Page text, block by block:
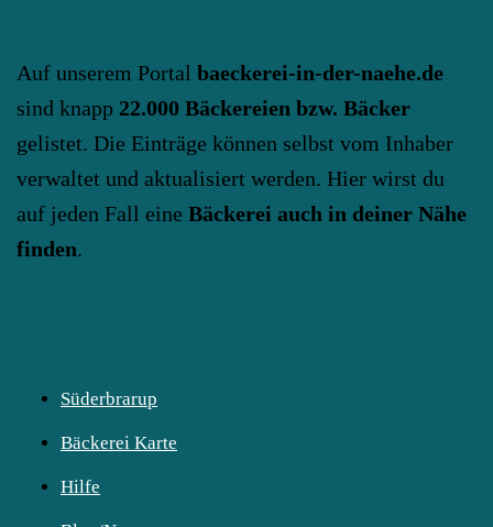
Auf unserem Portal baeckerei-in-der-naehe.de
sind knapp 22.000 Bäckereien bzw. Bäcker
gelistet. Die Einträge können selbst vom Inhaber
verwaltet und aktualisiert werden. Hier wirst du
auf jeden Fall eine Bäckerei auch in deiner Nähe
finden.
Süderbrarup
Bäckerei Karte
Hilfe